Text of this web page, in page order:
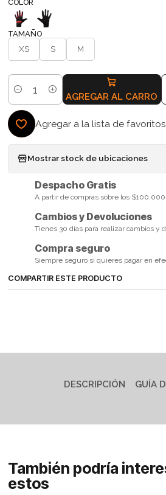
COLOR
TAMAÑO
XS S M
Cantidad AGREGAR AL CARRO
Agregar a la lista de favoritos
Mostrar stock de ubicaciones
Despacho Gratis
A partir de compras sobre los $100.000
Cambios y Devoluciones
Tienes 30 días para realizar cambios y
Compra seguro
Siempre seguro si quieres pagar en
COMPARTIR ESTE PRODUCTO
DESCRIPCIÓN GUÍA
También podría
estos